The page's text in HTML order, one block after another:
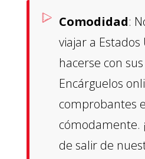
Comodidad:
viajar a
hacerse con
Encárguelos
comprobantes
cómodamente.
de salir de